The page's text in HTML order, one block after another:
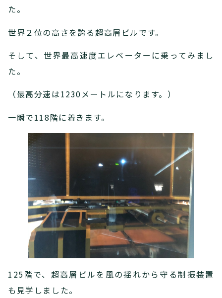
た。
世界２位の高さを誇る超高層ビルです。
そして、世界最高速度エレベーターに乗ってみまし
た。
（最高分速は1230メートルになります。）
一瞬で118階に着きます。
125階で、超高層ビルを風の揺れから守る制振装置
も見学しました。